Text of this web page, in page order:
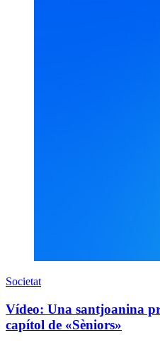
Societat
Vídeo: Una santjoanina
capítol de «Sèniors»